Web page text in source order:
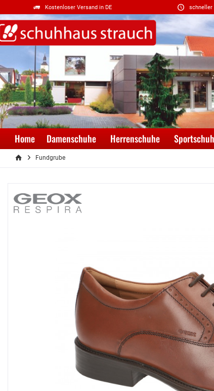
Kostenloser Versand in DE schneller
Home Damenschuhe Herrenschuhe
Fundgrube